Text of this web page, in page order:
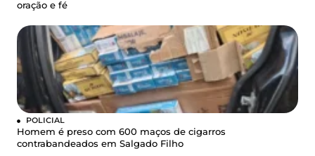
oração e fé
POLICIAL
Homem é preso com 600 maços de cigarros
contrabandeados em Salgado Filho